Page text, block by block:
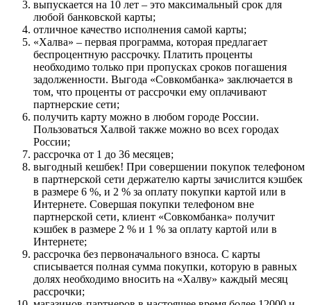
выпускается на 10 лет – это максимальный срок для
любой банковской карты;
отличное качество исполнения самой карты;
«Халва» – первая программа, которая предлагает
беспроцентную рассрочку. Платить проценты
необходимо только при пропусках сроков погашения
задолженности. Выгода «Совкомбанка» заключается в
том, что проценты от рассрочки ему оплачивают
партнерские сети;
получить карту можно в любом городе России.
Пользоваться Халвой также можно во всех городах
России;
рассрочка от 1 до 36 месяцев;
выгодный кешбек! При совершении покупок телефоном
в партнерской сети держателю карты зачислится кэшбек
в размере 6 %, и 2 % за оплату покупки картой или в
Интернете. Совершая покупки телефоном вне
партнерской сети, клиент «Совкомбанка» получит
кэшбек в размере 2 % и 1 % за оплату картой или в
Интернете;
рассрочка без первоначального взноса. С карты
списывается полная сумма покупки, которую в равных
долях необходимо вносить на «Халву» каждый месяц
рассрочки;